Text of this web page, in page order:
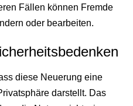
Fällen können Fremde
oder bearbeiten.
diese Neuerung eine
darstellt. Das